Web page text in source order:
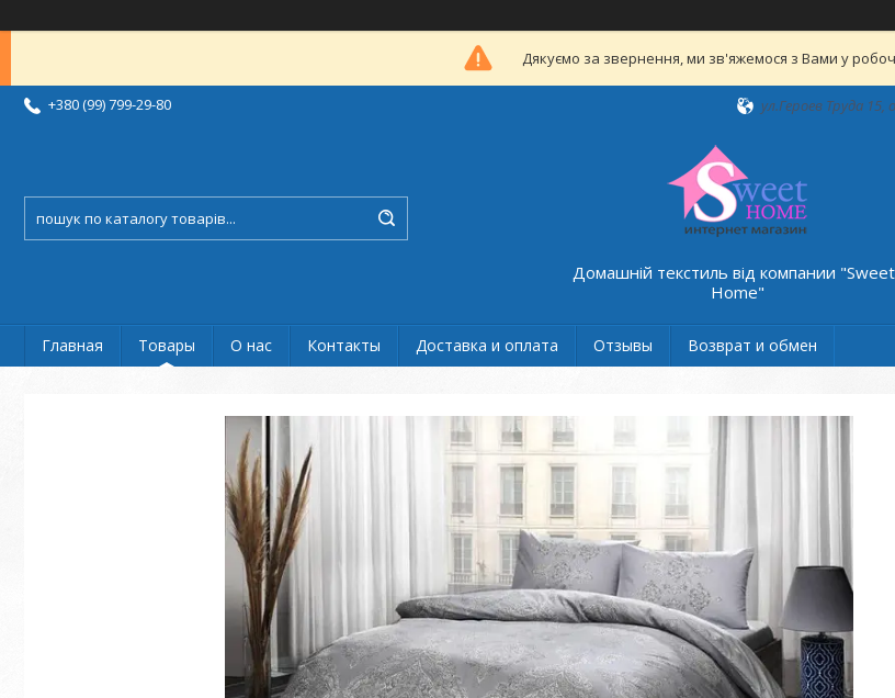
Дякуємо за звернення, ми зв'яжемося з Вами у
+380 (99) 799-29-80 ул.Героев Труда 15,
Домашній текстиль від компании
Home"
Главная Товары О нас Контакты Доставка и оплата Отзывы Возврат и обмен